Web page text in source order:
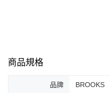
是否繳費成功／繳費後需取消欲退
https://
１．透過由恩沛科技股份有限公司提
權轉讓予恩沛科技股份有限公司。
２．關於個人資料處理事宜，請瀏覽
每筆NT$100，滿NT$1,500(含以
商品規格
品牌 BROOKS